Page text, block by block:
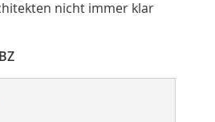
nicht immer klar